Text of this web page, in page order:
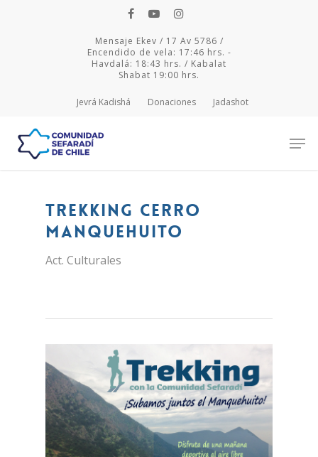
Mensaje Ekev / 17 Av 5786 /
Encendido de vela: 17:46 hrs. -
Havdalá: 18:43 hrs. / Kabalat
Shabat 19:00 hrs.
Jevrá Kadishá Donaciones Jadashot
Hit enter to search or ESC to close
Trekking Cerro
Manquehuito
Act. Culturales